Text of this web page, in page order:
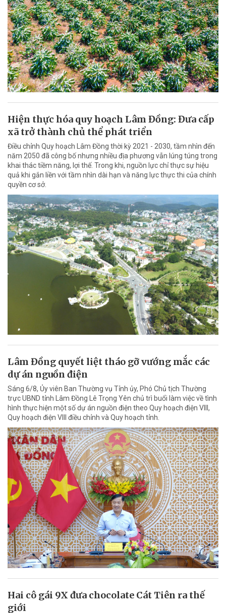
Hiện thực hóa quy hoạch Lâm Đồng: Đưa cấp
xã trở thành chủ thể phát triển
Điều chỉnh Quy hoạch Lâm Đồng thời kỳ 2021 - 2030, tầm nhìn đến
năm 2050 đã công bố nhưng nhiều địa phương vẫn lúng túng trong
khai thác tiềm năng, lợi thế. Trong khi, nguồn lực chỉ thực sự hiệu
quả khi gắn liền với tầm nhìn dài hạn và năng lực thực thi của chính
quyền cơ sở.
Lâm Đồng quyết liệt tháo gỡ vướng mắc các
dự án nguồn điện
Sáng 6/8, Ủy viên Ban Thường vụ Tỉnh ủy, Phó Chủ tịch Thường
trực UBND tỉnh Lâm Đồng Lê Trọng Yên chủ trì buổi làm việc về tình
hình thực hiện một số dự án nguồn điện theo Quy hoạch điện VIII,
Quy hoạch điện VIII điều chỉnh và Quy hoạch tỉnh.
Hai cô gái 9X đưa chocolate Cát Tiên ra thế
giới